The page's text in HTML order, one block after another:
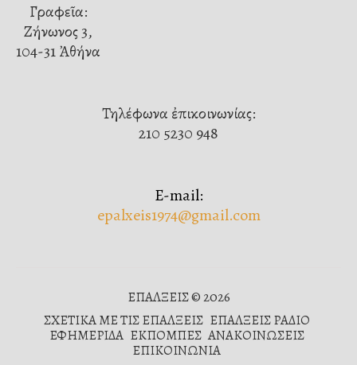
Γραφεῖα:
Ζήνωνος 3,
104-31 Ἀθήνα
Τηλέφωνα ἐπικοινωνίας:
210 5230 948
E-mail:
epalxeis1974@gmail.com
ΕΠΑΛΞΕΙΣ © 2026
ΣΧΕΤΙΚΑ ΜΕ ΤΙΣ ΕΠΑΛΞΕΙΣ ΕΠΑΛΞΕΙΣ ΡΑΔΙΟ
ΕΦΗΜΕΡΙΔΑ ΕΚΠΟΜΠΕΣ ΑΝΑΚΟΙΝΩΣΕΙΣ
ΕΠΙΚΟΙΝΩΝΙΑ